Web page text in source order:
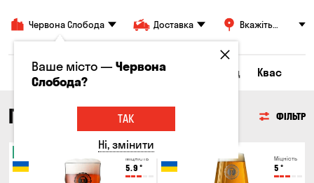
Червона Слобода Доставка
Вкажіть
Всі товари Пиво Сидр Лимонад Квас
ПИВО ФІЛЬТР
Міцність
5.9 °
Міцність
5 °
Ваше місто —Червона
Слобода?
ТАК
Ні, змінити